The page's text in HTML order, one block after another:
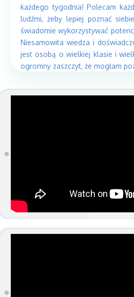
każdego tygodnia! Polecam
ludźmi, żeby lepiej poznać
świadomie wykorzystywać
Niesamowita wiedza i
jest osobą o wielkiej klasie i
ogromny zaszczyt, że mogłam